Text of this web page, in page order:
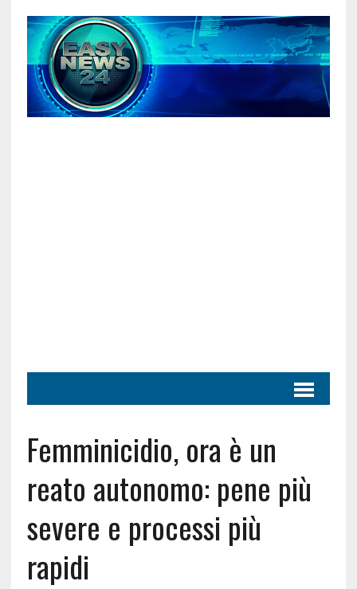
Femminicidio, ora è un
reato autonomo: pene più
severe e processi più
rapidi